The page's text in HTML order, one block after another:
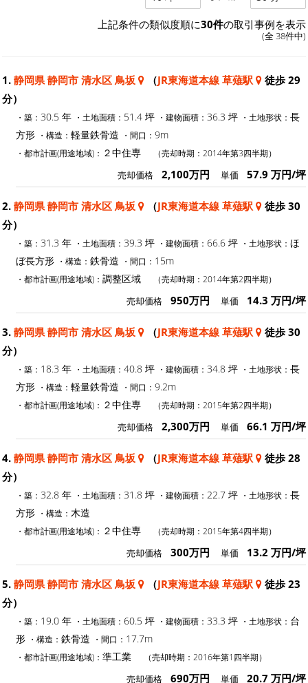
上記条件の類似度順に30件の取引事例を表示
(全 38件中)
1. 静岡県 静岡市 清水区 鳥坂 （JR東海道本線 草薙駅
徒歩 29
分）
・築： 30.5 年 ・土地面積： 51.4 坪 ・建物面積： 36.3 坪 ・土地形状： 長
方形 ・構造： 軽量鉄骨造 ・間口： 9m
・都市計画(用途地域)： ２中住専 （売却時期：2014年第3四半期）
売却価格 2,100万円 単価 57.9 万円/坪
2. 静岡県 静岡市 清水区 鳥坂 （JR東海道本線 草薙駅
徒歩 30
分）
・築： 31.3 年 ・土地面積： 39.3 坪 ・建物面積： 66.6 坪 ・土地形状： ほ
ぼ長方形 ・構造： 鉄骨造 ・間口： 15m
・都市計画(用途地域)： 調整区域 （売却時期：2014年第2四半期）
売却価格 950万円 単価 14.3 万円/坪
3. 静岡県 静岡市 清水区 鳥坂 （JR東海道本線 草薙駅
徒歩 30
分）
・築： 18.3 年 ・土地面積： 40.8 坪 ・建物面積： 34.8 坪 ・土地形状： 長
方形 ・構造： 軽量鉄骨造 ・間口： 9.2m
・都市計画(用途地域)： ２中住専 （売却時期：2015年第2四半期）
売却価格 2,300万円 単価 66.1 万円/坪
4. 静岡県 静岡市 清水区 鳥坂 （JR東海道本線 草薙駅
徒歩 28
分）
・築： 32.8 年 ・土地面積： 31.8 坪 ・建物面積： 22.7 坪 ・土地形状： 長
方形 ・構造： 木造
・都市計画(用途地域)： ２中住専 （売却時期：2015年第4四半期）
売却価格 300万円 単価 13.2 万円/坪
5. 静岡県 静岡市 清水区 鳥坂 （JR東海道本線 草薙駅
徒歩 23
分）
・築： 19.0 年 ・土地面積： 60.5 坪 ・建物面積： 33.3 坪 ・土地形状： 台
形 ・構造： 鉄骨造 ・間口： 17.7m
・都市計画(用途地域)： 準工業 （売却時期：2016年第1四半期）
売却価格 690万円 単価 20.7 万円/坪